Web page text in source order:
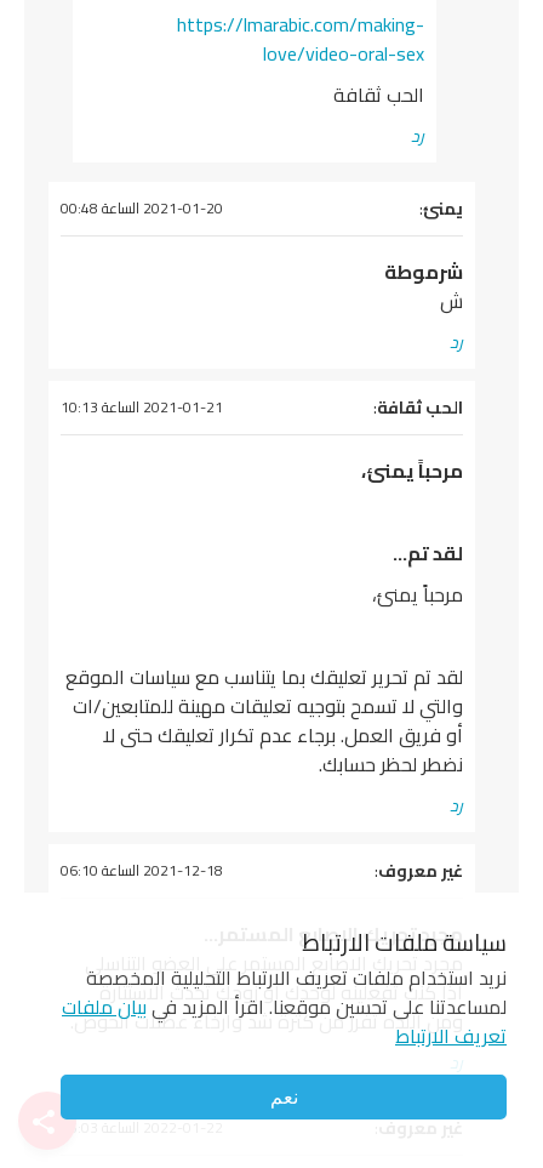
سياسة ملفات الارتباط
نريد استخدام ملفات تعريف الارتباط التحليلية المخصصة
لمساعدتنا على تحسين موقعنا. اقرأ المزيد فيبيان ملفات
تعريف الارتباط
نعم
https://lmarabic.com/making-
love/video-oral-sex
الحب ثقافة
رد
يقول
يمنئ: 2021-01-20 الساعة 00:48
شرموطة
ش
رد
يقول
الحب ثقافة: 2021-01-21 الساعة 10:13
مرحباً يمنئ،
لقد تم…
مرحباً يمنئ،
لقد تم تحرير تعليقك بما يتناسب مع سياسات الموقع
والتي لا تسمح بتوجيه تعليقات مهينة للمتابعين/ات
أو فريق العمل. برجاء عدم تكرار تعليقك حتى لا
نضطر لحظر حسابك.
رد
يقول
غير معروف: 2021-12-18 الساعة 06:10
مجرد تحريك الاصابع المستمر…
مجرد تحريك الاصابع المستمر على العضو التناسلي
اذا كنت تفعلينه لوحدك او زوجك تحدث الاستثارة
ومن اللذه تفرز من كثرة شد وارخاء عضلات الحوض.
رد
يقول
غير معروف: 2022-01-22 الساعة 05:03